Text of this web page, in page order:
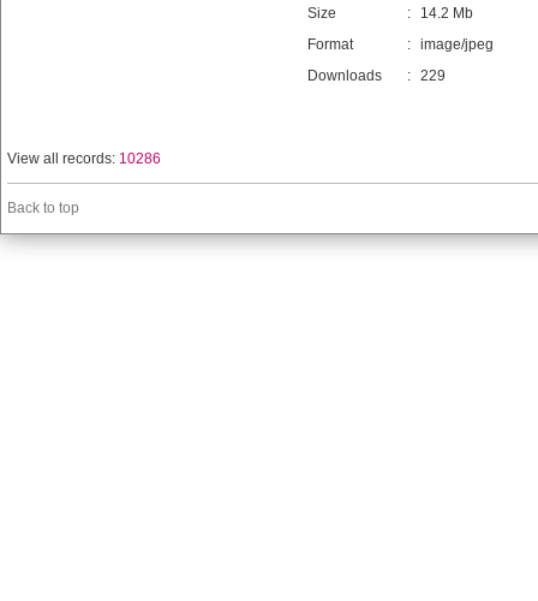
Size
:
14.2 Mb
Format
: image/jpeg
Downloads
: 229
View all records: 10286
Back to top